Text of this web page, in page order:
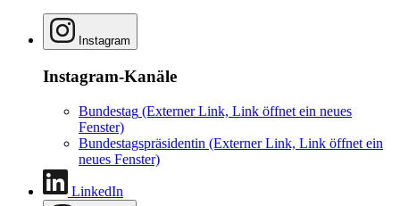
Instagram
Instagram-Kanäle
Bundestag (Externer Link, Link öffnet ein neues
Fenster)
Bundestagspräsidentin (Externer Link, Link öffnet ein
neues Fenster)
LinkedIn